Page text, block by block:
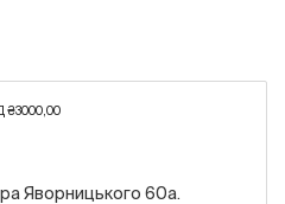
₴3000,00
Яворницького 60а.